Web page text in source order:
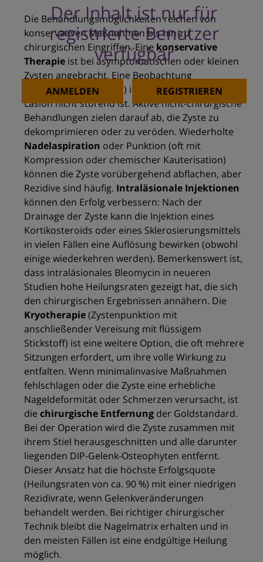
Der Inhalt ist nur für
registrierte Benutzer
verfügbar
ANMELDEN REGISTRIEREN
Die Behandlungsmöglichkeiten reichen von
konservativen Maßnahmen bis hin zu
chirurgischen Eingriffen. Eine konservative
Therapieist bei asymptomatischen oder kleinen
Zysten angebracht. Eine Beobachtung
(wachsames Abwarten) ist sinnvoll, wenn die
Läsion nicht störend ist. Aktive nicht-chirurgische
Behandlungen zielen darauf ab, die Zyste zu
dekomprimieren oder zu veröden. Wiederholte
Nadelaspiration oder Punktion (oft mit
Kompression oder chemischer Kauterisation)
können die Zyste vorübergehend abflachen, aber
Rezidive sind häufig. Intraläsionale Injektionen
können den Erfolg verbessern: Nach der
Drainage der Zyste kann die Injektion eines
Kortikosteroids oder eines Sklerosierungsmittels
in vielen Fällen eine Auflösung bewirken (obwohl
einige wiederkehren werden). Bemerkenswert ist,
dass intraläsionales Bleomycin in neueren
Studien hohe Heilungsraten gezeigt hat, die sich
den chirurgischen Ergebnissen annähern. Die
Kryotherapie(Zystenpunktion mit
anschließender Vereisung mit flüssigem
Stickstoff) ist eine weitere Option, die oft mehrere
Sitzungen erfordert, um ihre volle Wirkung zu
entfalten. Wenn minimalinvasive Maßnahmen
fehlschlagen oder die Zyste eine erhebliche
Nageldeformität oder Schmerzen verursacht, ist
die chirurgische Entfernungder Goldstandard.
Bei der Operation wird die Zyste zusammen mit
ihrem Stiel herausgeschnitten und alle darunter
liegenden DIP-Gelenk-Osteophyten entfernt.
Dieser Ansatz hat die höchste Erfolgsquote
(Heilungsraten von ca. 90 %) mit einer niedrigen
Rezidivrate, wenn Gelenkveränderungen
behandelt werden. Bei richtiger chirurgischer
Technik bleibt die Nagelmatrix erhalten und in
den meisten Fällen ist eine endgültige Heilung
möglich.